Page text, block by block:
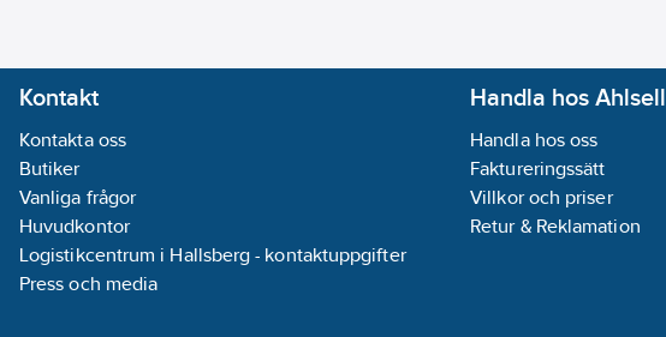
Kontakt
Kontakta oss
Butiker
Vanliga frågor
Huvudkontor
Logistikcentrum i Hallsberg - kontaktuppgifter
Press och media
Handla hos Ahlsell
Handla hos oss
Faktureringssätt
Villkor och priser
Retur & Reklamation